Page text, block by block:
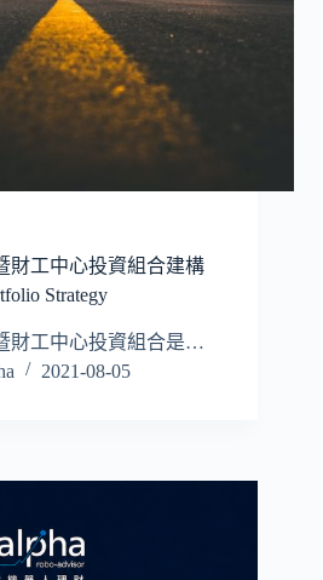
財工中心投資組合建構
Strategy
財工中心投資組合是…
2021-08-05